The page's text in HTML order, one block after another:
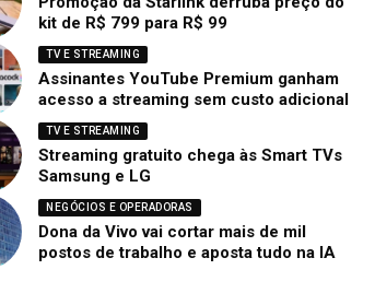
kit de R$ 799 para R$ 99
TV E STREAMING
Assinantes YouTube Premium ganham
acesso a streaming sem custo adicional
TV E STREAMING
Streaming gratuito chega às Smart TVs
Samsung e LG
NEGÓCIOS E OPERADORAS
Dona da Vivo vai cortar mais de mil
postos de trabalho e aposta tudo na IA